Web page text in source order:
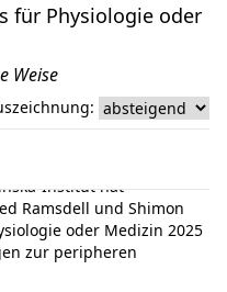
für Physiologie oder
Weise
Institut hat
Ramsdell und Shimon
oder Medizin 2025
zur peripheren